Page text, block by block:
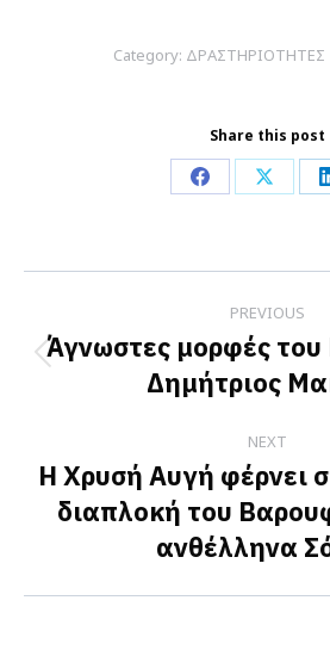
Category: ΔΡΑΣΤΗΡΙΟΤΗΤΕΣ
Share this post
Share
Facebook
Share
X
navigation
PREVIOUS
post:
Άγνωστες μορφές του
Δημήτριος
NEXT
Next
post:
Η Χρυσή Αυγή φέρνει
διαπλοκή του
ανθέλληνα